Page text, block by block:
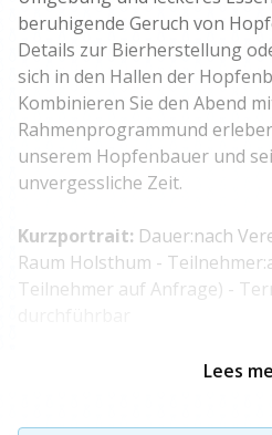
beruhigende Geruch von
Details zur Bierherstellung
sich in den Hallen der
Kombinieren Sie den Abend
Rahmenprogrammund
unserem Hopfenbauer und
unvergessliche Zeit.
Kurzportrait: Dauer:nach
Raum Holsthum -
Teilnehmer auf Anfrage) -
LeistungenLees